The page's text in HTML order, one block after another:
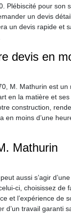
Plébiscité pour son
un devis
un devis rapide et
devis en
M. Mathurin est un
en la matière et
construction,
en moins d’une
Mathurin
aussi s’agir
ci, choisissez de
et l’expérience de
d’un travail garanti